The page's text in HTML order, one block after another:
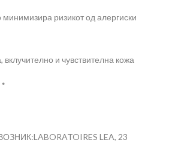
ризикот од алергиски
вклучително и чувствителна кожа
*
LEA, 23